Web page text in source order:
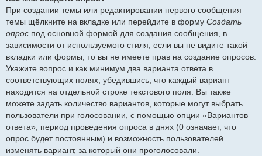
При создании темы или редактировании первого сообщения
темы щёлкните на вкладке или перейдите в форму Создать
опрос под основной формой для создания сообщения, в
зависимости от используемого стиля; если вы не видите такой
вкладки или формы, то вы не имеете прав на создание опросов.
Укажите вопрос и как минимум два варианта ответа в
соответствующих полях, убедившись, что каждый вариант
находится на отдельной строке текстового поля. Вы также
можете задать количество вариантов, которые могут выбрать
пользователи при голосовании, с помощью опции «Вариантов
ответа», период проведения опроса в днях (0 означает, что
опрос будет постоянным) и возможность пользователей
изменять вариант, за который они проголосовали.